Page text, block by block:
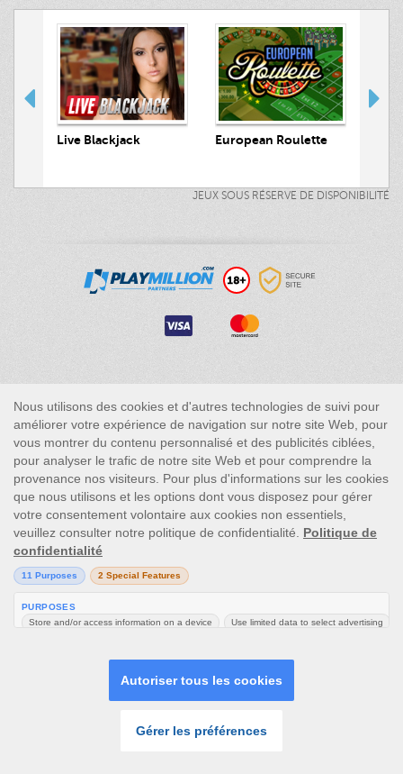
Live Blackjack European Roulette
JEUX SOUS RÉSERVE DE DISPONIBILITÉ
Authority and is operated by Skill On Net Limited, Office 1/5297
Level G, Quantum House, 75, Abate Rigord Street, Ta’ Xbiex, XBX
1120, Malta, under the gaming license issued by the Malta
Gaming Authority (license number MGA/CRP/171/2009/01)
issued on 1 August 2018.
Gambling can be addictive, please play responsibly.
Please note that all game images and provider icons displayed on
the logout page are for illustrative purposes only. Some of the
games shown may not be live or available on the logged-in
platform for your country or account.